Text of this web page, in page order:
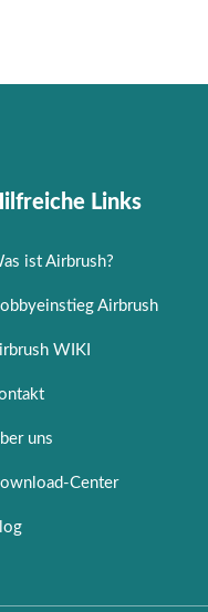
Links
ist Airbrush?
Airbrush
WIKI
uns
Center